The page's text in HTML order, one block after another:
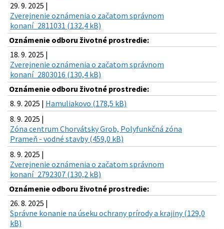
29. 9. 2025 |
Zverejnenie oznámenia o začatom správnom
konaní_2811031 (132,4 kB)
Oznámenie odboru životné prostredie:
18. 9. 2025 |
Zverejnenie oznámenia o začatom správnom
konaní_2803016 (130,4 kB)
Oznámenie odboru životné prostredie:
8. 9. 2025 | Hamuliakovo (178,5 kB)
8. 9. 2025 |
Zóna centrum Chorvátsky Grob, Polyfunkčná zóna
Prameň - vodné stavby (459,0 kB)
8. 9. 2025 |
Zverejnenie oznámenia o začatom správnom
konaní_2792307 (130,2 kB)
Oznámenie odboru životné prostredie:
26. 8. 2025 |
Správne konanie na úseku ochrany prírody a krajiny (129,0
kB)